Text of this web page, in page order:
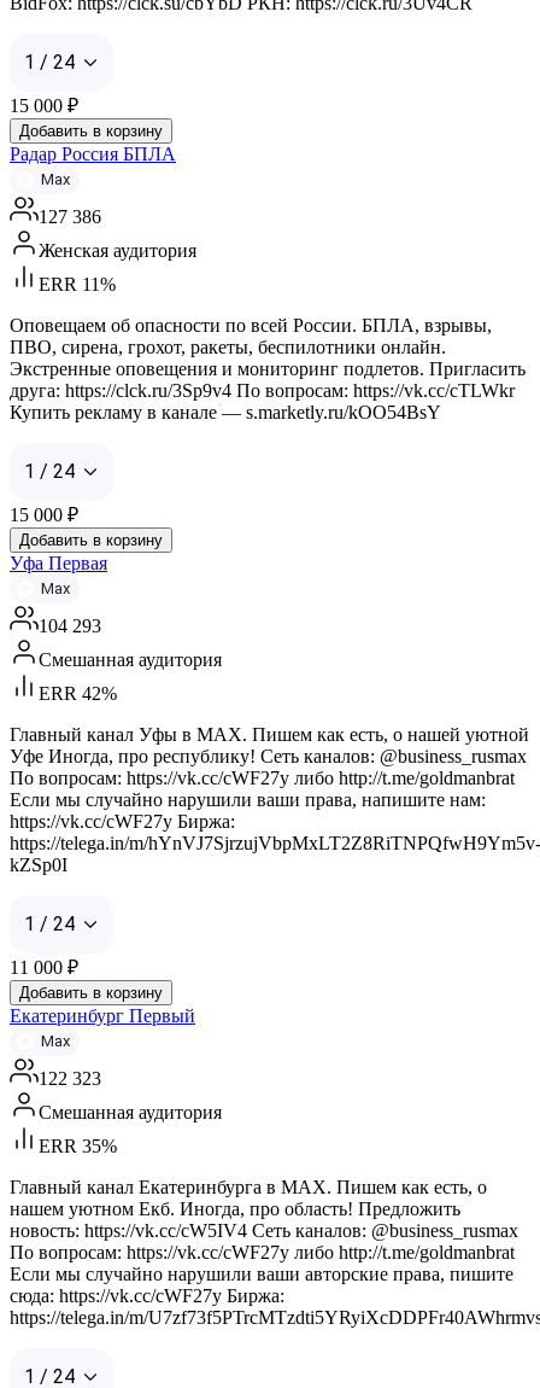
1 / 24
15 000 ₽
Добавить в корзину
Радар Россия БПЛА
Max
127 386
Женская аудитория
ERR 11%
Оповещаем об опасности по всей России. БПЛА, взрывы,
ПВО, сирена, грохот, ракеты, беспилотники онлайн.
Экстренные оповещения и мониторинг подлетов. Пригласить
друга: https://clck.ru/3Sp9v4 По вопросам: https://vk.cc/cTLWkr
Купить рекламу в канале — s.marketly.ru/kOO54BsY
1 / 24
15 000 ₽
Добавить в корзину
Уфа Первая
Max
104 293
Смешанная аудитория
ERR 42%
Главный канал Уфы в MAX. Пишем как есть, о нашей уютной
Уфе Иногда, про республику! Сеть каналов: @business_rusmax
По вопросам: https://vk.cc/cWF27y либо http://t.me/goldmanbrat
Если мы случайно нарушили ваши права, напишите нам:
https://vk.cc/cWF27y Биржа:
https://telega.in/m/hYnVJ7SjrzujVbpMxLT2Z8RiTNPQfwH9Ym5v-
kZSp0I
1 / 24
11 000 ₽
Добавить в корзину
Екатеринбург Первый
Max
122 323
Смешанная аудитория
ERR 35%
Главный канал Екатеринбурга в MAX. Пишем как есть, о
нашем уютном Екб. Иногда, про область! Предложить
новость: https://vk.cc/cW5IV4 Сеть каналов: @business_rusmax
По вопросам: https://vk.cc/cWF27y либо http://t.me/goldmanbrat
Если мы случайно нарушили ваши авторские права, пишите
сюда: https://vk.cc/cWF27y Биржа:
https://telega.in/m/
1 / 24